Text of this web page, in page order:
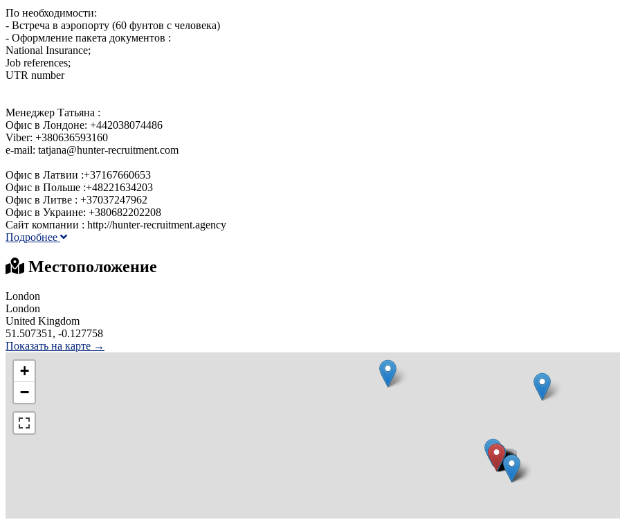
По необходимости:
- Встреча в аэропорту (60 фунтов с человека)
- Оформление пакета документов :
National Insurance;
Job references;
UTR number
Менеджер Татьяна :
Офис в Лондоне: +442038074486
Viber: +380636593160
e-mail: tatjana@hunter-recruitment.com
Офис в Латвии :+37167660653
Офис в Польше :+48221634203
Офис в Литве : +37037247962
Офис в Украине: +380682202208
Сайт компании : http://hunter-recruitment.agency
Подробнее
Местоположение
London
London
United Kingdom
51.507351, -0.127758
Показать на карте →
+
−